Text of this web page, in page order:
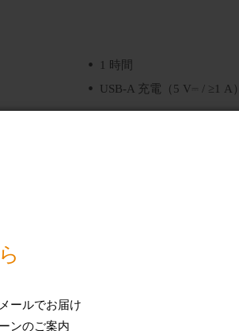
1 時間
USB-A 充電（5 V⎓ / ≥1 A）